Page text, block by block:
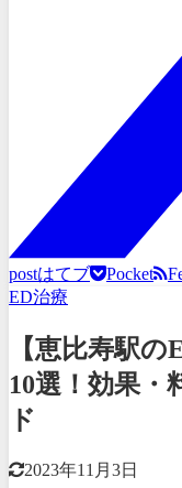
postはてブ Pocket
ED治療
【恵比寿駅
10選！効果・
ド
2023年11月3日